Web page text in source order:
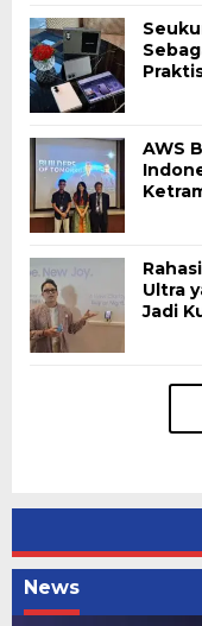
AWS
Ultra
Jadi
News